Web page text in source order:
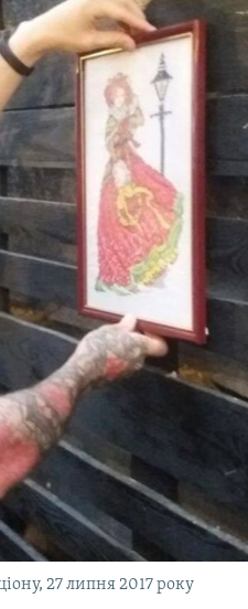
27 липня 2017 року